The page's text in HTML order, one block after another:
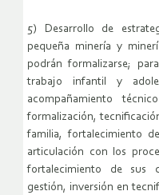
5) Desarrollo de
pequeña minería y
podrán formalizarse;
trabajo infantil y
acompañamiento
formalización,
familia, fortalecimiento
articulación con los
fortalecimiento de sus
gestión, inversión en